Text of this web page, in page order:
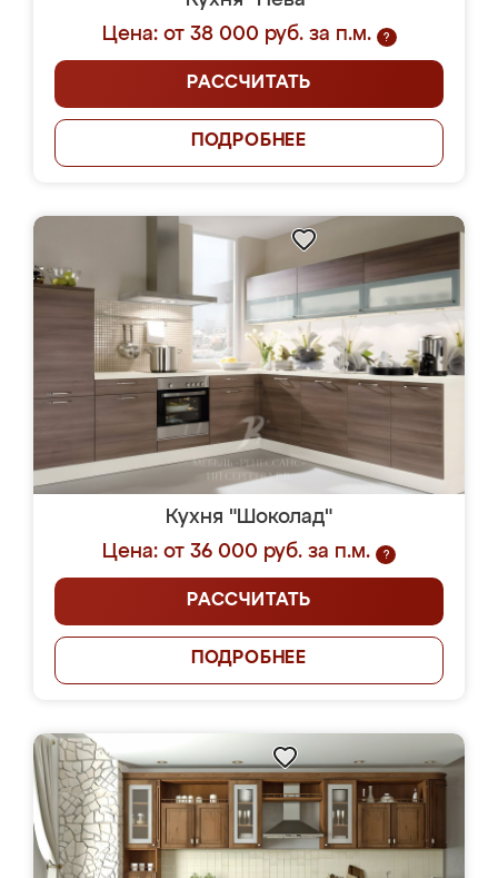
Цена: от 38 000 руб. за п.м.
?
РАССЧИТАТЬ
ПОДРОБНЕЕ
Кухня "Шоколад"
Цена: от 36 000 руб. за п.м.
?
РАССЧИТАТЬ
ПОДРОБНЕЕ